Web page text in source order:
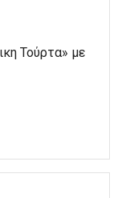
Τούρτα» με